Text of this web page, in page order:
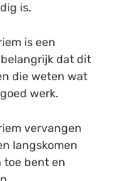
is.
is een
dat dit
die weten wat
werk.
vervangen
langskomen
toe bent en